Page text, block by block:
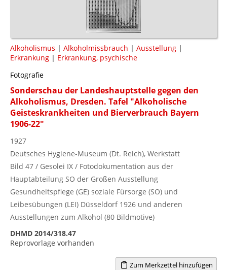
Alkoholismus | Alkoholmissbrauch | Ausstellung |
Erkrankung | Erkrankung, psychische
Fotografie
Sonderschau der Landeshauptstelle gegen den
Alkoholismus, Dresden. Tafel "Alkoholische
Geisteskrankheiten und Bierverbrauch Bayern
1906-22"
1927
Deutsches Hygiene-Museum (Dt. Reich), Werkstatt
Bild 47 / Gesolei IX / Fotodokumentation aus der
Hauptabteilung SO der Großen Ausstellung
Gesundheitspflege (GE) soziale Fürsorge (SO) und
Leibesübungen (LEI) Düsseldorf 1926 und anderen
Ausstellungen zum Alkohol (80 Bildmotive)
DHMD 2014/318.47
Reprovorlage vorhanden
Zum Merkzettel hinzufügen